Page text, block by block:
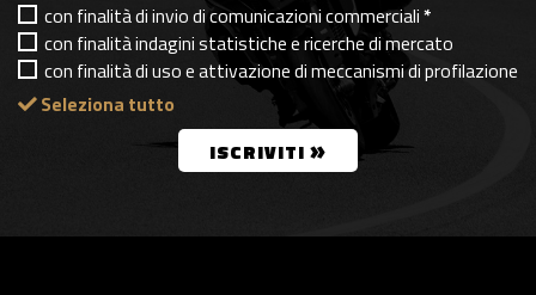
con finalità di invio di comunicazioni commerciali*
con finalità indagini statistiche e ricerche di mercato
con finalità di uso e attivazione di meccanismi di profilazione
Seleziona tutto
ISCRIVITI »